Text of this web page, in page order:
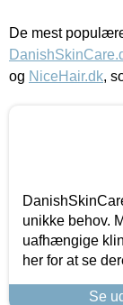
De mest
og NiceHair.dk,
unikke behov.
uafhængige
her for at se
Se